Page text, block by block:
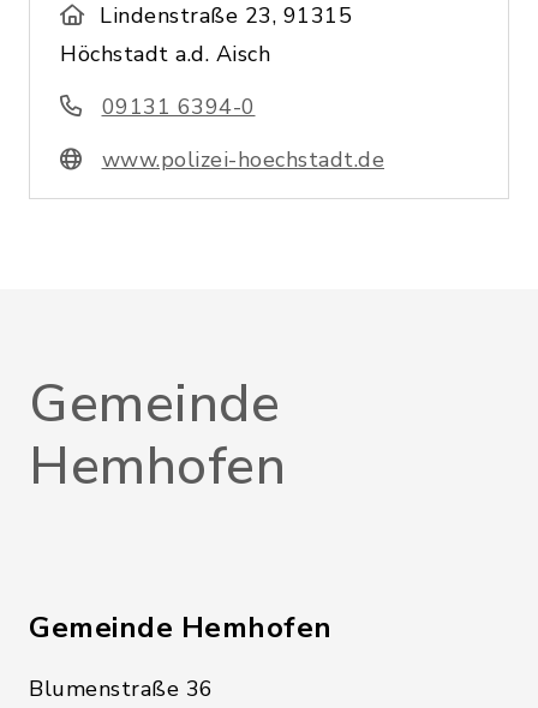
Lindenstraße 23, 91315
Höchstadt a.d. Aisch
09131 6394-0
www.polizei-hoechstadt.de
Gemeinde
Hemhofen
Gemeinde Hemhofen
Blumenstraße 36